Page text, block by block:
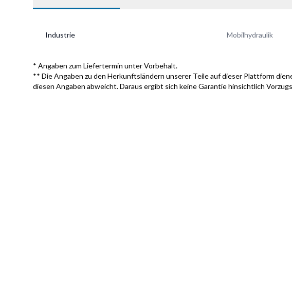
Industrie Mobilhydraulik
* Angaben zum Liefertermin unter Vorbehalt.
** Die Angaben zu den Herkunftsländern unserer Teile auf dieser Plattform
diesen Angaben abweicht. Daraus ergibt sich keine Garantie hinsichtlich